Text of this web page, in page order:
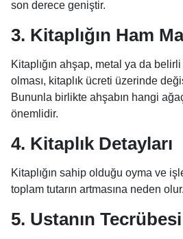
son derece geniştir.
3. Kitaplığın Ham
Kitaplığın ahşap, metal ya da belirli
olması, kitaplık ücreti üzerinde
Bununla birlikte ahşabın hangi
önemlidir.
4. Kitaplık Detayları
Kitaplığın sahip olduğu oyma ve
toplam tutarın artmasına neden olur.
5. Ustanın Tecrübesi